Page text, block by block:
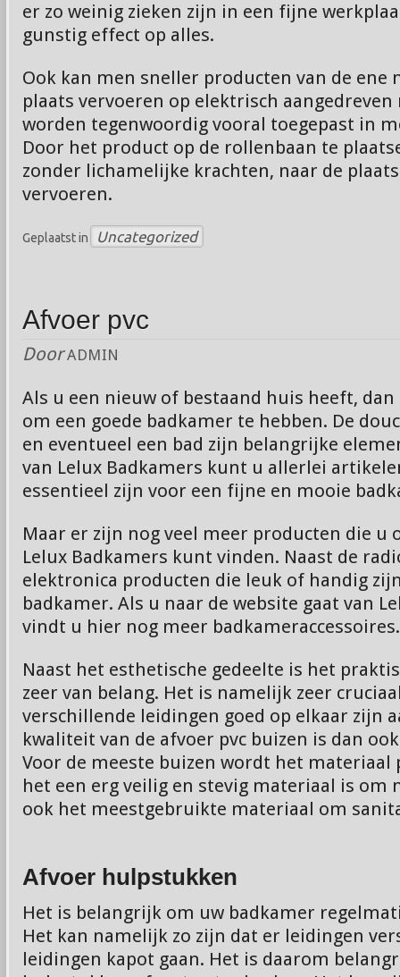
er zo weinig zieken zijn in een fijne
gunstig effect op alles.
Ook kan men sneller producten van de ene
plaats vervoeren op elektrisch aangedreven
worden tegenwoordig vooral toegepast in
Door het product op de rollenbaan te
zonder lichamelijke krachten, naar de
vervoeren.
Geplaatst in Uncategorized
Afvoer pvc
Door ADMIN
Als u een nieuw of bestaand huis heeft,
om een goede badkamer te hebben. De
en eventueel een bad zijn belangrijke
van Lelux Badkamers kunt u allerlei
essentieel zijn voor een fijne en mooie
Maar er zijn nog veel meer producten die u
Lelux Badkamers kunt vinden. Naast de
elektronica producten die leuk of handig
badkamer. Als u naar de website gaat van
vindt u hier nog meer badkameraccessoires.
Naast het esthetische gedeelte is het
zeer van belang. Het is namelijk zeer
verschillende leidingen goed op elkaar zijn
kwaliteit van de afvoer pvc buizen is dan
Voor de meeste buizen wordt het materiaal
het een erg veilig en stevig materiaal is om
ook het meestgebruikte materiaal om
Afvoer hulpstukken
Het is belangrijk om uw badkamer
Het kan namelijk zo zijn dat er leidingen
leidingen kapot gaan. Het is daarom